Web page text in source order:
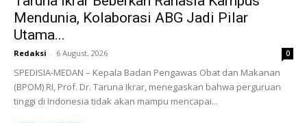
Mendunia, Kolaborasi ABG Jadi Pilar
Utama...
Redaksi - 6 August, 2026 0
SPEDISIA-MEDAN – Kepala Badan Pengawas Obat dan Makanan
(BPOM) RI, Prof. Dr. Taruna Ikrar, menegaskan bahwa perguruan
tinggi di Indonesia tidak akan mampu mencapai...